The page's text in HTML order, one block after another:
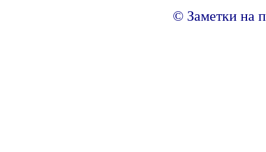
© Заметки на